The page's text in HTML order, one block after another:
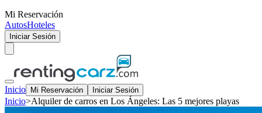
Mi Reservación
AutosHoteles
Iniciar Sesión
Inicio Mi Reservación Iniciar Sesión
Inicio>Alquiler de carros en Los Ángeles: Las 5 mejores playas